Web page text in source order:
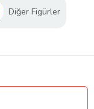
Diğer Figürler